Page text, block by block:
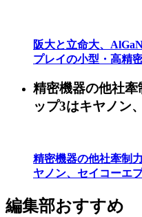
阪大と立命大、
プレイの小型・高精
精密機器の他社
ップ3はキヤノン
精密機器の他社牽制
ヤノン、セイコーエ
編集部おすすめ